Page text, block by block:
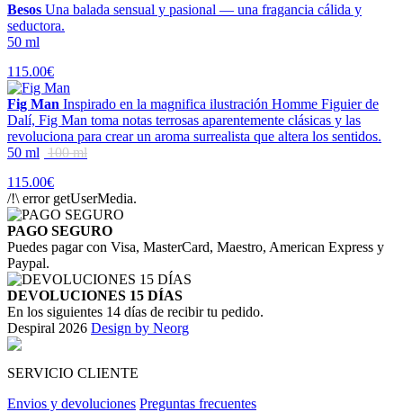
Besos Una balada sensual y pasional — una fragancia cálida y
seductora.
50 ml
115.00€
Fig Man Inspirado en la magnifica ilustración Homme Figuier de
Dalí, Fig Man toma notas terrosas aparentemente clásicas y las
revoluciona para crear un aroma surrealista que altera los sentidos.
50 ml 100 ml
115.00€
/!\ error getUserMedia.
PAGO SEGURO
Puedes pagar con Visa, MasterCard, Maestro, American Express y
Paypal.
DEVOLUCIONES 15 DÍAS
En los siguientes 14 días de recibir tu pedido.
Despiral 2026 Design by Neorg
SERVICIO CLIENTE
Envios y devoluciones Preguntas frecuentes